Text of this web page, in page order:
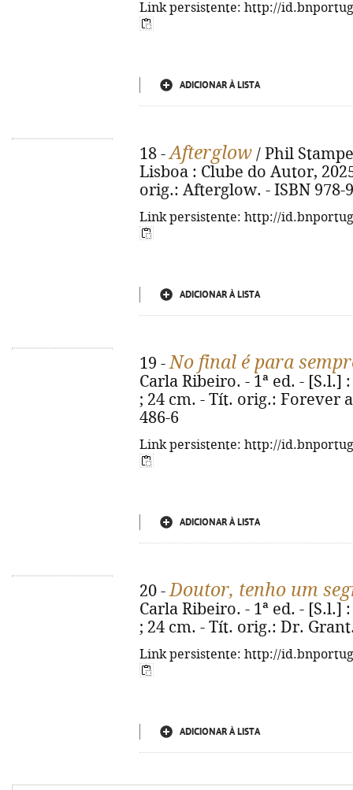
Link persistente: http://
ADICIONAR À LISTA
18 -Afterglow / Phil
Lisboa : Clube do Autor,
orig.: Afterglow. - ISBN 978-
Link persistente: http://
ADICIONAR À LISTA
19 -No final é para
Carla Ribeiro. - 1ª ed. - [S.l.]
; 24 cm. - Tít. orig.: Forever
486-6
Link persistente: http://
ADICIONAR À LISTA
20 -Doutor, tenho um
Carla Ribeiro. - 1ª ed. - [S.l.]
; 24 cm. - Tít. orig.: Dr.
Link persistente: http://
ADICIONAR À LISTA